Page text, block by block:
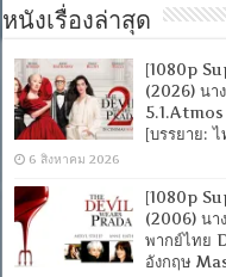
[MKV]
หนังเรื่องล่าสุด
[1080p
(2026) นา
[บรรยาย:
6 สิงหาคม 2026
[1080p
(2006) นา
พากย์ไทย
อังกฤษ